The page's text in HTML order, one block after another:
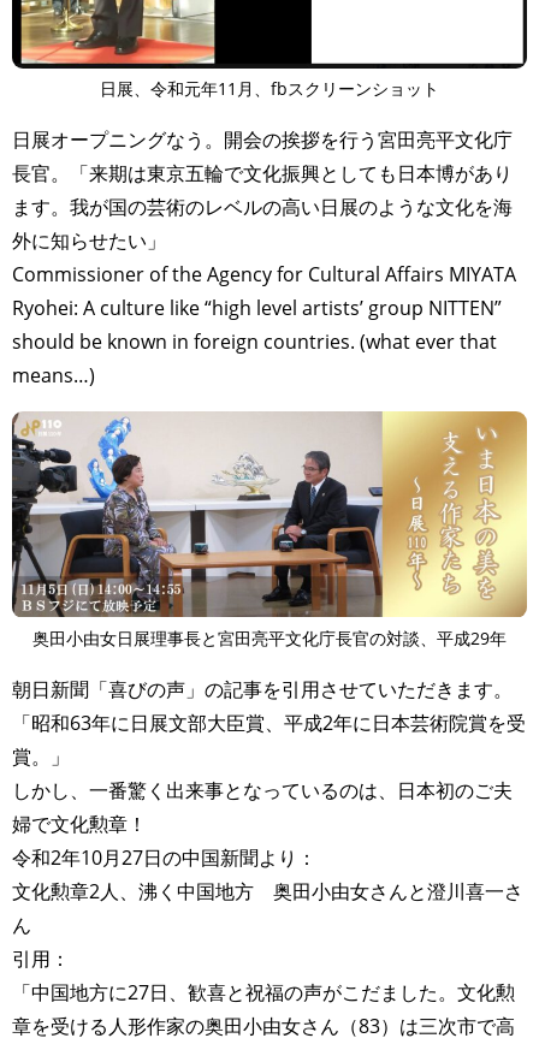
日展、令和元年11月、fbスクリーンショット
日展オープニングなう。開会の挨拶を行う宮田亮平文化庁
長官。「来期は東京五輪で文化振興としても日本博があり
ます。我が国の芸術のレベルの高い日展のような文化を海
外に知らせたい」
Commissioner of the Agency for Cultural Affairs MIYATA
Ryohei: A culture like “high level artists’ group NITTEN”
should be known in foreign countries. (what ever that
means…)
奥田小由女日展理事長と宮田亮平文化庁長官の対談、平成29年
朝日新聞「喜びの声」の記事を引用させていただきます。
「昭和63年に日展文部大臣賞、平成2年に日本芸術院賞を受
賞。」
しかし、一番驚く出来事となっているのは、日本初のご夫
婦で文化勲章！
令和2年10月27日の中国新聞より：
文化勲章2人、沸く中国地方 奥田小由女さんと澄川喜一さ
ん
引用：
「中国地方に27日、歓喜と祝福の声がこだました。文化勲
章を受ける人形作家の奥田小由女さん（83）は三次市で高